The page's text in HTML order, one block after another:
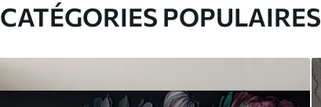
CATÉGORIES POPULAIRES